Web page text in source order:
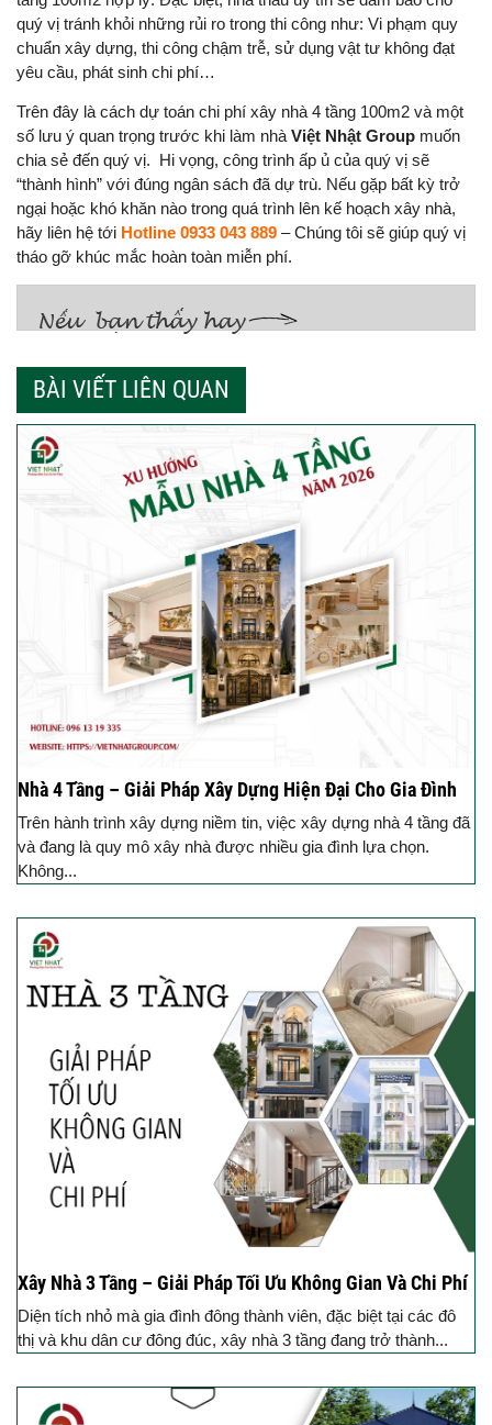
quý vị tránh khỏi những rủi ro trong thi công như: Vi phạm quy
chuẩn xây dựng, thi công chậm trễ, sử dụng vật tư không đạt
yêu cầu, phát sinh chi phí…
Trên đây là cách dự toán chi phí xây nhà 4 tầng 100m2 và một
số lưu ý quan trọng trước khi làm nhà Việt Nhật Group muốn
chia sẻ đến quý vị. Hi vọng, công trình ấp ủ của quý vị sẽ
“thành hình” với đúng ngân sách đã dự trù. Nếu gặp bất kỳ trở
ngại hoặc khó khăn nào trong quá trình lên kế hoạch xây nhà,
hãy liên hệ tới Hotline 0933 043 889 – Chúng tôi sẽ giúp quý vị
tháo gỡ khúc mắc hoàn toàn miễn phí.
BÀI VIẾT LIÊN QUAN
Nhà 4 Tầng – Giải Pháp Xây Dựng Hiện Đại Cho Gia Đình
Trên hành trình xây dựng niềm tin, việc xây dựng nhà 4 tầng đã
và đang là quy mô xây nhà được nhiều gia đình lựa chọn.
Không...
Xây Nhà 3 Tầng – Giải Pháp Tối Ưu Không Gian Và Chi Phí
Diện tích nhỏ mà gia đình đông thành viên, đặc biệt tại các đô
thị và khu dân cư đông đúc, xây nhà 3 tầng đang trở thành...